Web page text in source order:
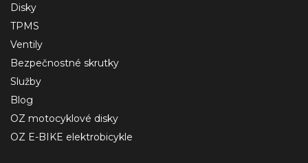
Disky
TPMS
Ventily
Bezpečnostné skrutky
Služby
Blog
OZ motocyklové disky
OZ E-BIKE elektrobicykle